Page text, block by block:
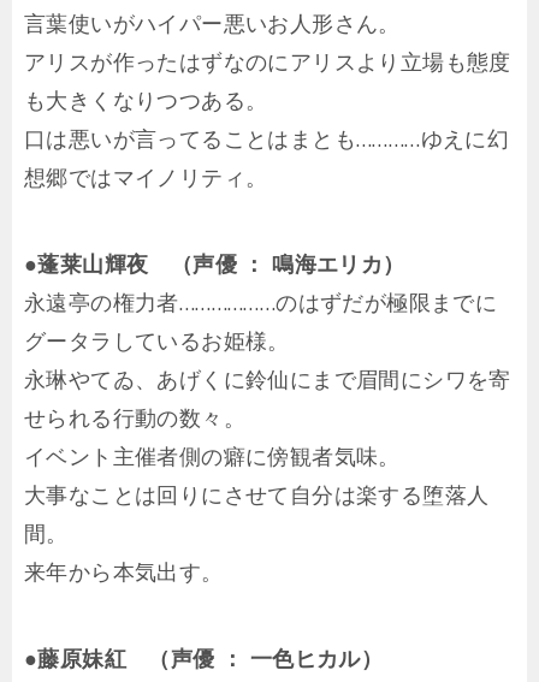
言葉使いがハイパー悪いお人形さん。
アリスが作ったはずなのにアリスより立場も態度
も大きくなりつつある。
口は悪いが言ってることはまとも…………ゆえに幻
想郷ではマイノリティ。
●蓬莱山輝夜 （声優 ： 鳴海エリカ）
永遠亭の権力者………………のはずだが極限までに
グータラしているお姫様。
永琳やてゐ、あげくに鈴仙にまで眉間にシワを寄
せられる行動の数々。
イベント主催者側の癖に傍観者気味。
大事なことは回りにさせて自分は楽する堕落人
間。
来年から本気出す。
●藤原妹紅 （声優 ： 一色ヒカル）